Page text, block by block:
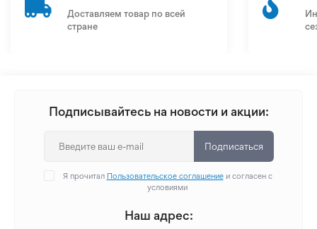
Доставляем товар по всей
стране
Подписывайтесь на новости и акции:
Подписаться
Я прочитал Пользовательское соглашениеи согласен с
условиями
Наш адрес: